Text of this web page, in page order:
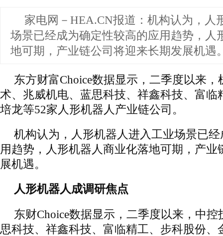
家电网－HEA.CN报道： 机构认为，人
场景已经成为确定性较高的应用趋势，人
地可期，产业链公司将迎来长期发展机遇
东方财富Choice数据显示，二季度以来
术、兆威机电、蓝思科技、祥鑫科技、富临
培龙等52家人形机器人产业链公司。
机构认为，人形机器人进入工业场景已
用趋势，人形机器人商业化落地可期，产业
展机遇。
人形机器人成调研焦点
东财Choice数据显示，二季度以来，中
思科技、祥鑫科技、富临精工、步科股份、